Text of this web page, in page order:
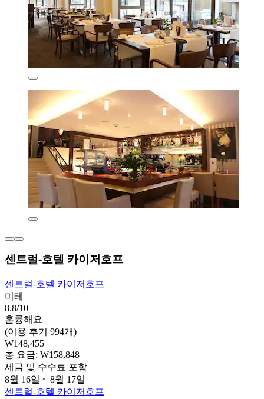
센트럴-호텔 카이저호프
센트럴-호텔 카이저호프
미테
8.8/10
훌륭해요
(이용 후기 994개)
₩148,455
총 요금: ₩158,848
세금 및 수수료 포함
8월 16일 ~ 8월 17일
센트럴-호텔 카이저호프